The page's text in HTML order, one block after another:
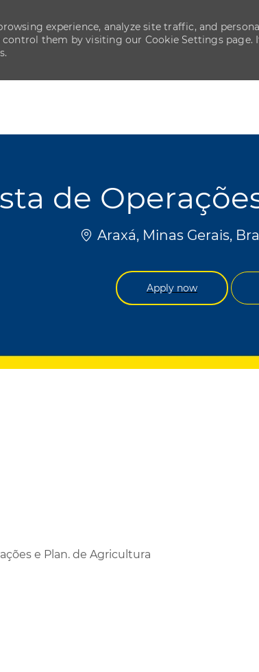
experience, analyze site traffic, and
control them by visiting our Cookie Settings page.
de
Location
Araxá, Minas Gerais,
Apply now
e Plan. de Agricultura